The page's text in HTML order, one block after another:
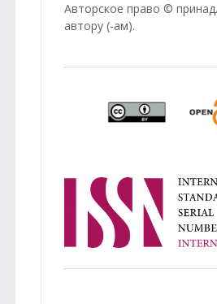
Авторское право ©
автору (-ам).